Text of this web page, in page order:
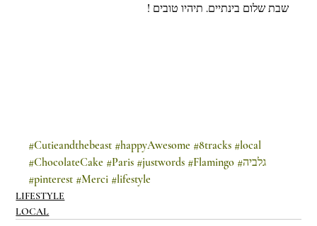
שבת שלום בינתיים. תיהיו טובים !
#Cutieandthebeast #happyAwesome #8tracks #local
#ChocolateCake #Paris #justwords #Flamingo
#גלביה
#pinterest #Merci #lifestyle
LIFESTYLE
LOCAL